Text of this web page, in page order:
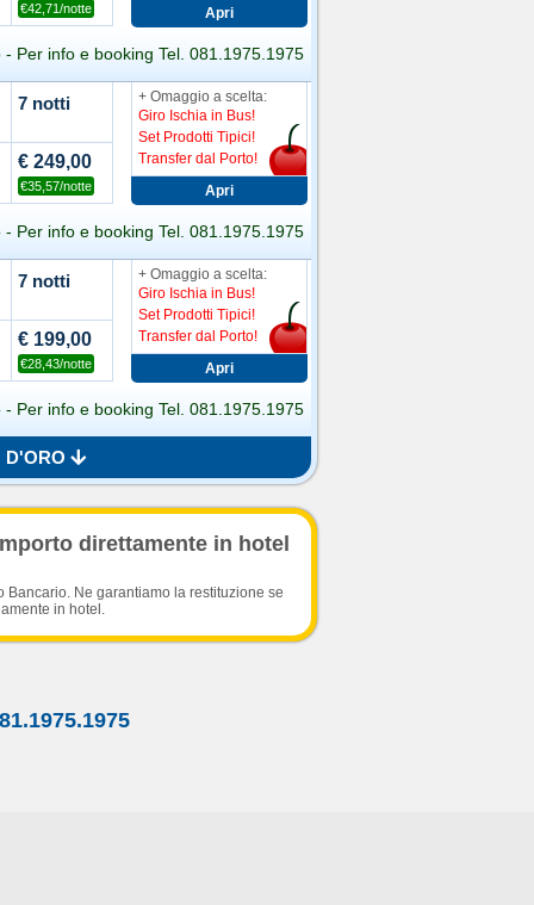
€42,71/notte
Per info e booking Tel. 081.1975.1975
7 notti
€ 249,00
€35,57/notte
+ Omaggio a scelta:
Giro Ischia in Bus!
Set Prodotti Tipici!
Transfer dal Porto!
Per info e booking Tel. 081.1975.1975
7 notti
€ 199,00
€28,43/notte
+ Omaggio a scelta:
Giro Ischia in Bus!
Set Prodotti Tipici!
Transfer dal Porto!
Per info e booking Tel. 081.1975.1975
D'ORO
direttamente in hotel
Ne garantiamo la restituzione se
in hotel.